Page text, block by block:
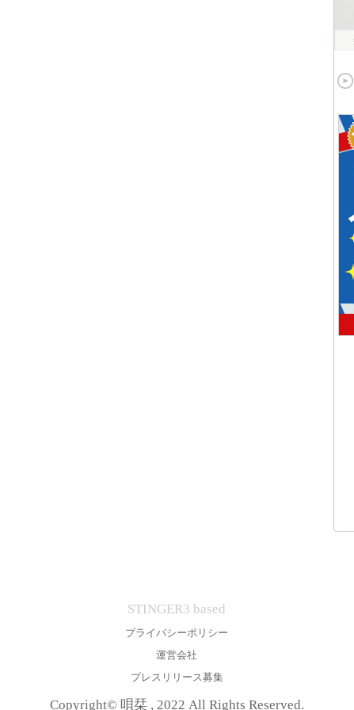
STINGER3 based
プライバシーポリシー
運営会社
プレスリリース募集
Copyright© 唄栞 , 2022 All Rights Reserved.